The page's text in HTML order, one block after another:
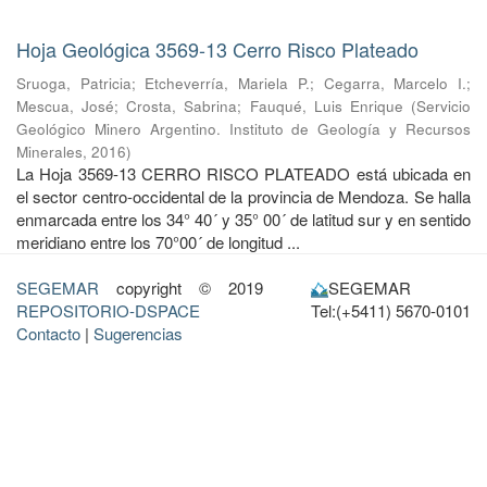
Hoja Geológica 3569-13 Cerro Risco Plateado
Sruoga, Patricia; Etcheverría, Mariela P.; Cegarra, Marcelo I.;
Mescua, José;Crosta, Sabrina; Fauqué, Luis Enrique (Servicio
Geológico Minero Argentino. Instituto de Geología y Recursos
Minerales, 2016)
La Hoja 3569-13 CERRO RISCO PLATEADO está ubicada en
el sector centro-occidental de la provincia de Mendoza. Se halla
enmarcada entre los 34° 40´ y 35° 00´ de latitud sur y en sentido
meridiano entre los 70°00´ de longitud ...
SEGEMAR copyright © 2019
REPOSITORIO-DSPACE
Contacto | Sugerencias
SEGEMAR
Tel:(+5411) 5670-0101